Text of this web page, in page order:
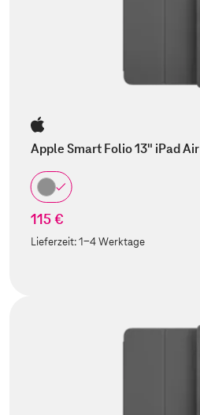
Apple Smart Folio 13" iPad Air
115 €
Lieferzeit:1-4 Werktage